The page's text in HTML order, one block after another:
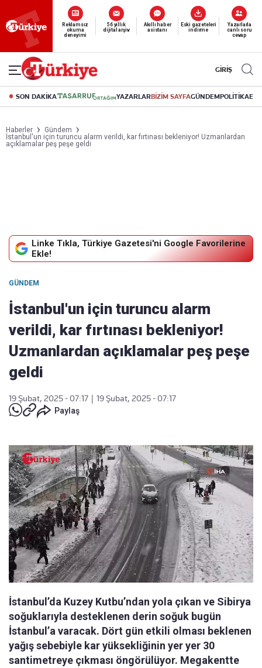
Yeni nesil dijital
abonelik 19 TL’den başlayan fiyatlarla.
GİRİŞ
SON DAKİKA YAZARLARBİZİM SAYFAGÜNDEMPOLİTİKA
Haberler
Gündem
İstanbul'un için turuncu alarm verildi, kar fırtınası bekleniyor! Uzmanlardan
açıklamalar peş peşe geldi
Linke Tıkla, Türkiye Gazetesi'ni Google Favorilerine
Ekle!
GÜNDEM
İstanbul'un için turuncu alarm
verildi, kar fırtınası bekleniyor!
Uzmanlardan açıklamalar peş peşe
geldi
19 Şubat, 2025 - 07:17
19 Şubat, 2025 - 07:17
Paylaş
İstanbul’da Kuzey Kutbu’ndan yola çıkan ve Sibirya
soğuklarıyla desteklenen derin soğuk bugün
İstanbul’a varacak. Dört gün etkili olması beklenen
yağış sebebiyle kar yüksekliğinin yer yer 30
santimetreye çıkması öngörülüyor. Megakentte